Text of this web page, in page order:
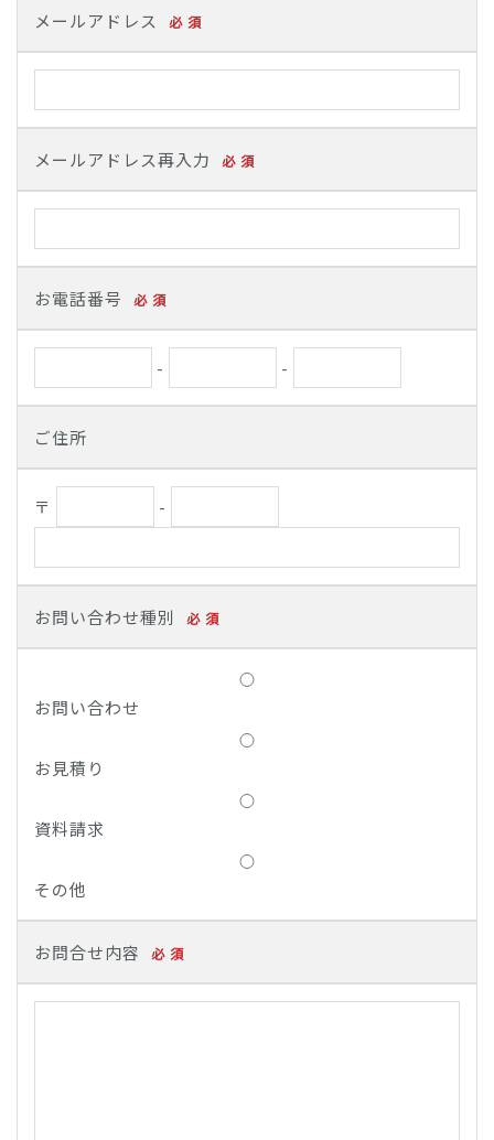
メールアドレス 必 須
メールアドレス再入力 必 須
お電話番号 必 須
- -
ご住所
〒 -
お問い合わせ種別 必 須
お問い合わせ
お見積り
資料請求
その他
お問合せ内容 必 須